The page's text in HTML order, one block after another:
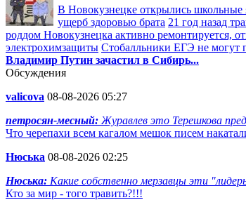
В Новокузнецке открылись школьные
ущерб здоровью брата 21 год назад
роддом Новокузнецка активно ремонтируется,
электрохимзащиты Стобалльники ЕГЭ не могут
Владимир Путин зачастил в Сибирь...
Обсуждения
valicova 08-08-2026 05:27
петросян-месный: Журавлев это Терешкова
Что черепахи всем кагалом мешок писем
Нюська 08-08-2026 02:25
Нюська: Какие собственно мерзавцы эти
Кто за мир - того травить?!!!